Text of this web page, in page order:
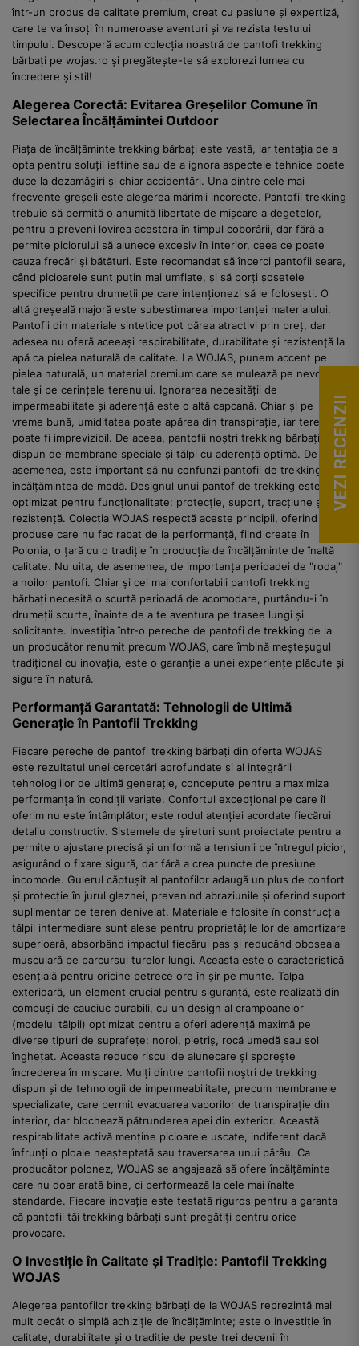
într-un produs de calitate premium, creat cu pasiune și expertiză,
care te va însoți în numeroase aventuri și va rezista testului
timpului. Descoperă acum colecția noastră de pantofi trekking
bărbați pe wojas.ro și pregătește-te să explorezi lumea cu
încredere și stil!
Alegerea Corectă: Evitarea Greșelilor Comune în
Selectarea Încălțămintei Outdoor
Piața de încălțăminte trekking bărbați este vastă, iar tentația de a
opta pentru soluții ieftine sau de a ignora aspectele tehnice poate
duce la dezamăgiri și chiar accidentări. Una dintre cele mai
frecvente greșeli este alegerea mărimii incorecte. Pantofii trekking
trebuie să permită o anumită libertate de mișcare a degetelor,
pentru a preveni lovirea acestora în timpul coborârii, dar fără a
permite piciorului să alunece excesiv în interior, ceea ce poate
cauza frecări și bătături. Este recomandat să încerci pantofii seara,
când picioarele sunt puțin mai umflate, și să porți șosetele
specifice pentru drumeții pe care intenționezi să le folosești. O
altă greșeală majoră este subestimarea importanței materialului.
Pantofii din materiale sintetice pot părea atractivi prin preț, dar
adesea nu oferă aceeași respirabilitate, durabilitate și rezistență la
apă ca pielea naturală de calitate. La WOJAS, punem accent pe
pielea naturală, un material premium care se mulează pe nevoile
tale și pe cerințele terenului. Ignorarea necesității de
impermeabilitate și aderență este o altă capcană. Chiar și pe
vreme bună, umiditatea poate apărea din transpirație, iar terenul
poate fi imprevizibil. De aceea, pantofii noștri trekking bărbați
dispun de membrane speciale și tălpi cu aderență optimă. De
asemenea, este important să nu confunzi pantofii de trekking cu
încălțămintea de modă. Designul unui pantof de trekking este
optimizat pentru funcționalitate: protecție, suport, tracțiune și
rezistență. Colecția WOJAS respectă aceste principii, oferind
produse care nu fac rabat de la performanță, fiind create în
Polonia, o țară cu o tradiție în producția de încălțăminte de înaltă
calitate. Nu uita, de asemenea, de importanța perioadei de "rodaj"
a noilor pantofi. Chiar și cei mai confortabili pantofi trekking
bărbați necesită o scurtă perioadă de acomodare, purtându-i în
drumeții scurte, înainte de a te aventura pe trasee lungi și
solicitante. Investiția într-o pereche de pantofi de trekking de la
un producător renumit precum WOJAS, care îmbină meșteșugul
tradițional cu inovația, este o garanție a unei experiențe plăcute și
sigure în natură.
Performanță Garantată: Tehnologii de Ultimă
Generație în Pantofii Trekking
Fiecare pereche de pantofi trekking bărbați din oferta WOJAS
este rezultatul unei cercetări aprofundate și al integrării
tehnologiilor de ultimă generație, concepute pentru a maximiza
performanța în condiții variate. Confortul excepțional pe care îl
oferim nu este întâmplător; este rodul atenției acordate fiecărui
detaliu constructiv. Sistemele de șireturi sunt proiectate pentru a
permite o ajustare precisă și uniformă a tensiunii pe întregul picior,
asigurând o fixare sigură, dar fără a crea puncte de presiune
incomode. Gulerul căptușit al pantofilor adaugă un plus de confort
și protecție în jurul gleznei, prevenind abraziunile și oferind suport
suplimentar pe teren denivelat. Materialele folosite în construcția
tălpii intermediare sunt alese pentru proprietățile lor de amortizare
superioară, absorbând impactul fiecărui pas și reducând oboseala
musculară pe parcursul turelor lungi. Aceasta este o caracteristică
esențială pentru oricine petrece ore în șir pe munte. Talpa
exterioară, un element crucial pentru siguranță, este realizată din
compuși de cauciuc durabili, cu un design al crampoanelor
(modelul tălpii) optimizat pentru a oferi aderență maximă pe
diverse tipuri de suprafețe: noroi, pietriș, rocă umedă sau sol
înghețat. Aceasta reduce riscul de alunecare și sporește
încrederea în mișcare. Mulți dintre pantofii noștri de trekking
dispun și de tehnologii de impermeabilitate, precum membranele
specializate, care permit evacuarea vaporilor de transpirație din
interior, dar blochează pătrunderea apei din exterior. Această
respirabilitate activă menține picioarele uscate, indiferent dacă
înfrunți o ploaie neașteptată sau traversarea unui pârâu. Ca
producător polonez, WOJAS se angajează să ofere încălțăminte
care nu doar arată bine, ci performează la cele mai înalte
standarde. Fiecare inovație este testată riguros pentru a garanta
că pantofii tăi trekking bărbați sunt pregătiți pentru orice
provocare.
O Investiție în Calitate și Tradiție: Pantofii Trekking
WOJAS
Alegerea pantofilor trekking bărbați de la WOJAS reprezintă mai
mult decât o simplă achiziție de încălțăminte; este o investiție în
calitate, durabilitate și o tradiție de peste trei decenii în
VEZI RECENZII